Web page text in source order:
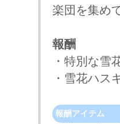
楽団を集め
報酬
・特別な雪
・雪花ハス
報酬アイテム